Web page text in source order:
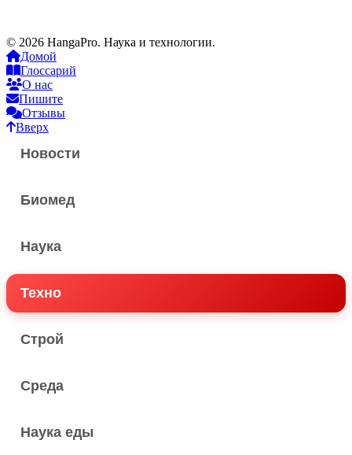
© 2026 HangaPro. Наука и технологии.
Домой
Глоссарий
О нас
Пишите
Отзывы
Вверх
Новости
Биомед
Наука
Техно
Строй
Среда
Наука еды